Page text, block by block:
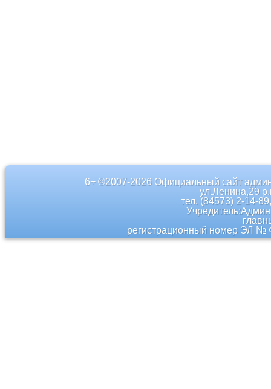
6+ ©2007-2026 Официальный сайт
ул.Ленина,29
тел. (84573) 2-14-
регистрационный номер ЭЛ №